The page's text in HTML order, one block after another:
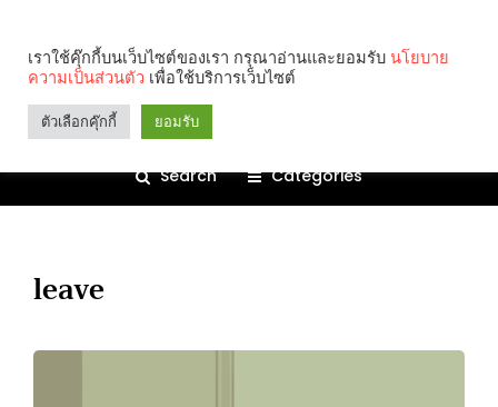
Search Categories
leave
เราใช้คุ๊กกี้บนเว็บไซต์ของเรา กรุณาอ่านและยอมรับ นโยบาย
ความเป็นส่วนตัว เพื่อใช้บริการเว็บไซต์
ตัวเลือกคุ๊กกี้ ยอมรับ